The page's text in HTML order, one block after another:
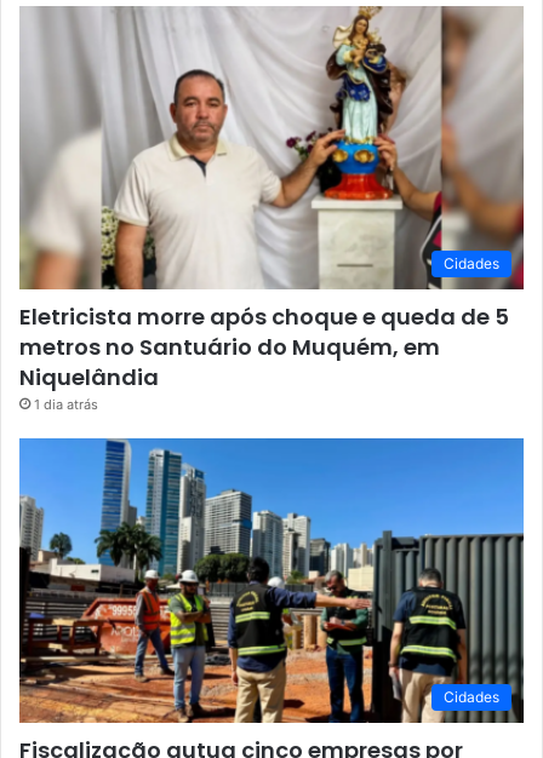
Cidades
Eletricista morre após choque e queda de 5
metros no Santuário do Muquém, em
Niquelândia
1 dia atrás
Cidades
Fiscalização autua cinco empresas por